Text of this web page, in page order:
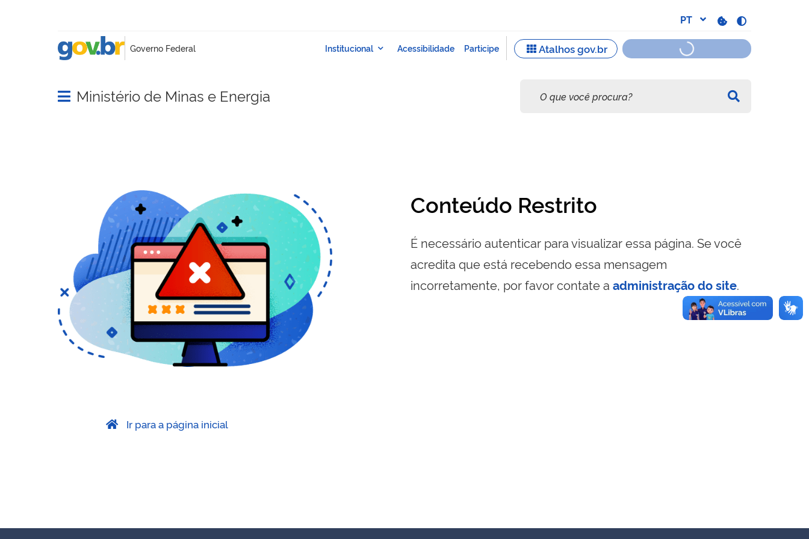
Abrir menu principal de navegação
Ministério de Minas e Energia
Conteúdo Restrito
É necessário autenticar para visualizar essa página. Se você
acredita que está recebendo essa mensagem
incorretamente, por favor contate a administração do site.
Ir para a página inicial